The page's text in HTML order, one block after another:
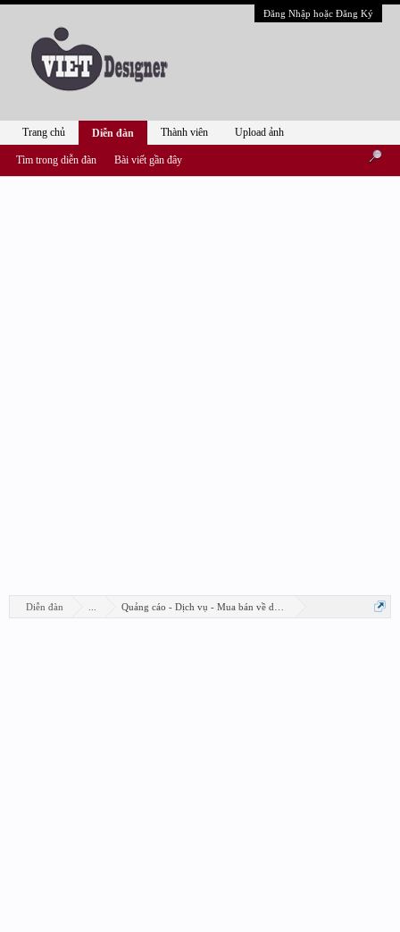
Đăng Nhập hoặc Đăng Ký
Diễn đàn Quảng cáo - Dịch vụ - Mua bán về design
Trang chủ Diễn đàn
Tìm trong diễn đàn Bài viết gần đây
Thành viên Upload ảnh